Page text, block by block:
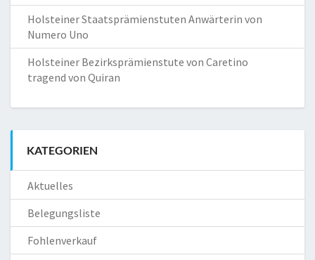
Holsteiner Staatsprämienstuten Anwärterin von
Numero Uno
Holsteiner Bezirksprämienstute von Caretino
tragend von Quiran
KATEGORIEN
Aktuelles
Belegungsliste
Fohlenverkauf